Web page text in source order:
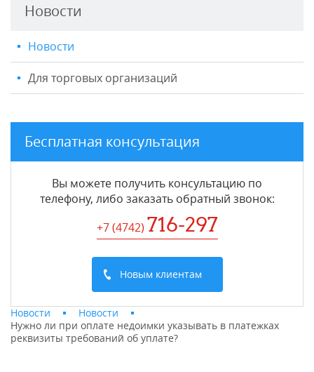
Новости
Новости
Для торговых организаций
Бесплатная консультация
Вы можете получить консультацию по
телефону, либо заказать обратный звонок:
+7 (4742) 716-297
Новым клиентам
Новости
Новости
Нужно ли при оплате недоимки указывать в платежках
реквизиты требований об уплате?